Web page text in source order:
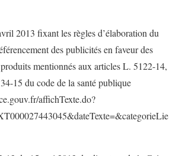
2013 fixant les règles d’élaboration du
des publicités en faveur des
mentionnés aux articles L. 5122-14,
15 du code de la santé publique
affichTexte.do?